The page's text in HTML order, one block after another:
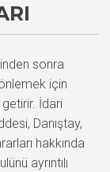
sonra
için
İdari
Danıştay,
hakkında
ayrıntılı